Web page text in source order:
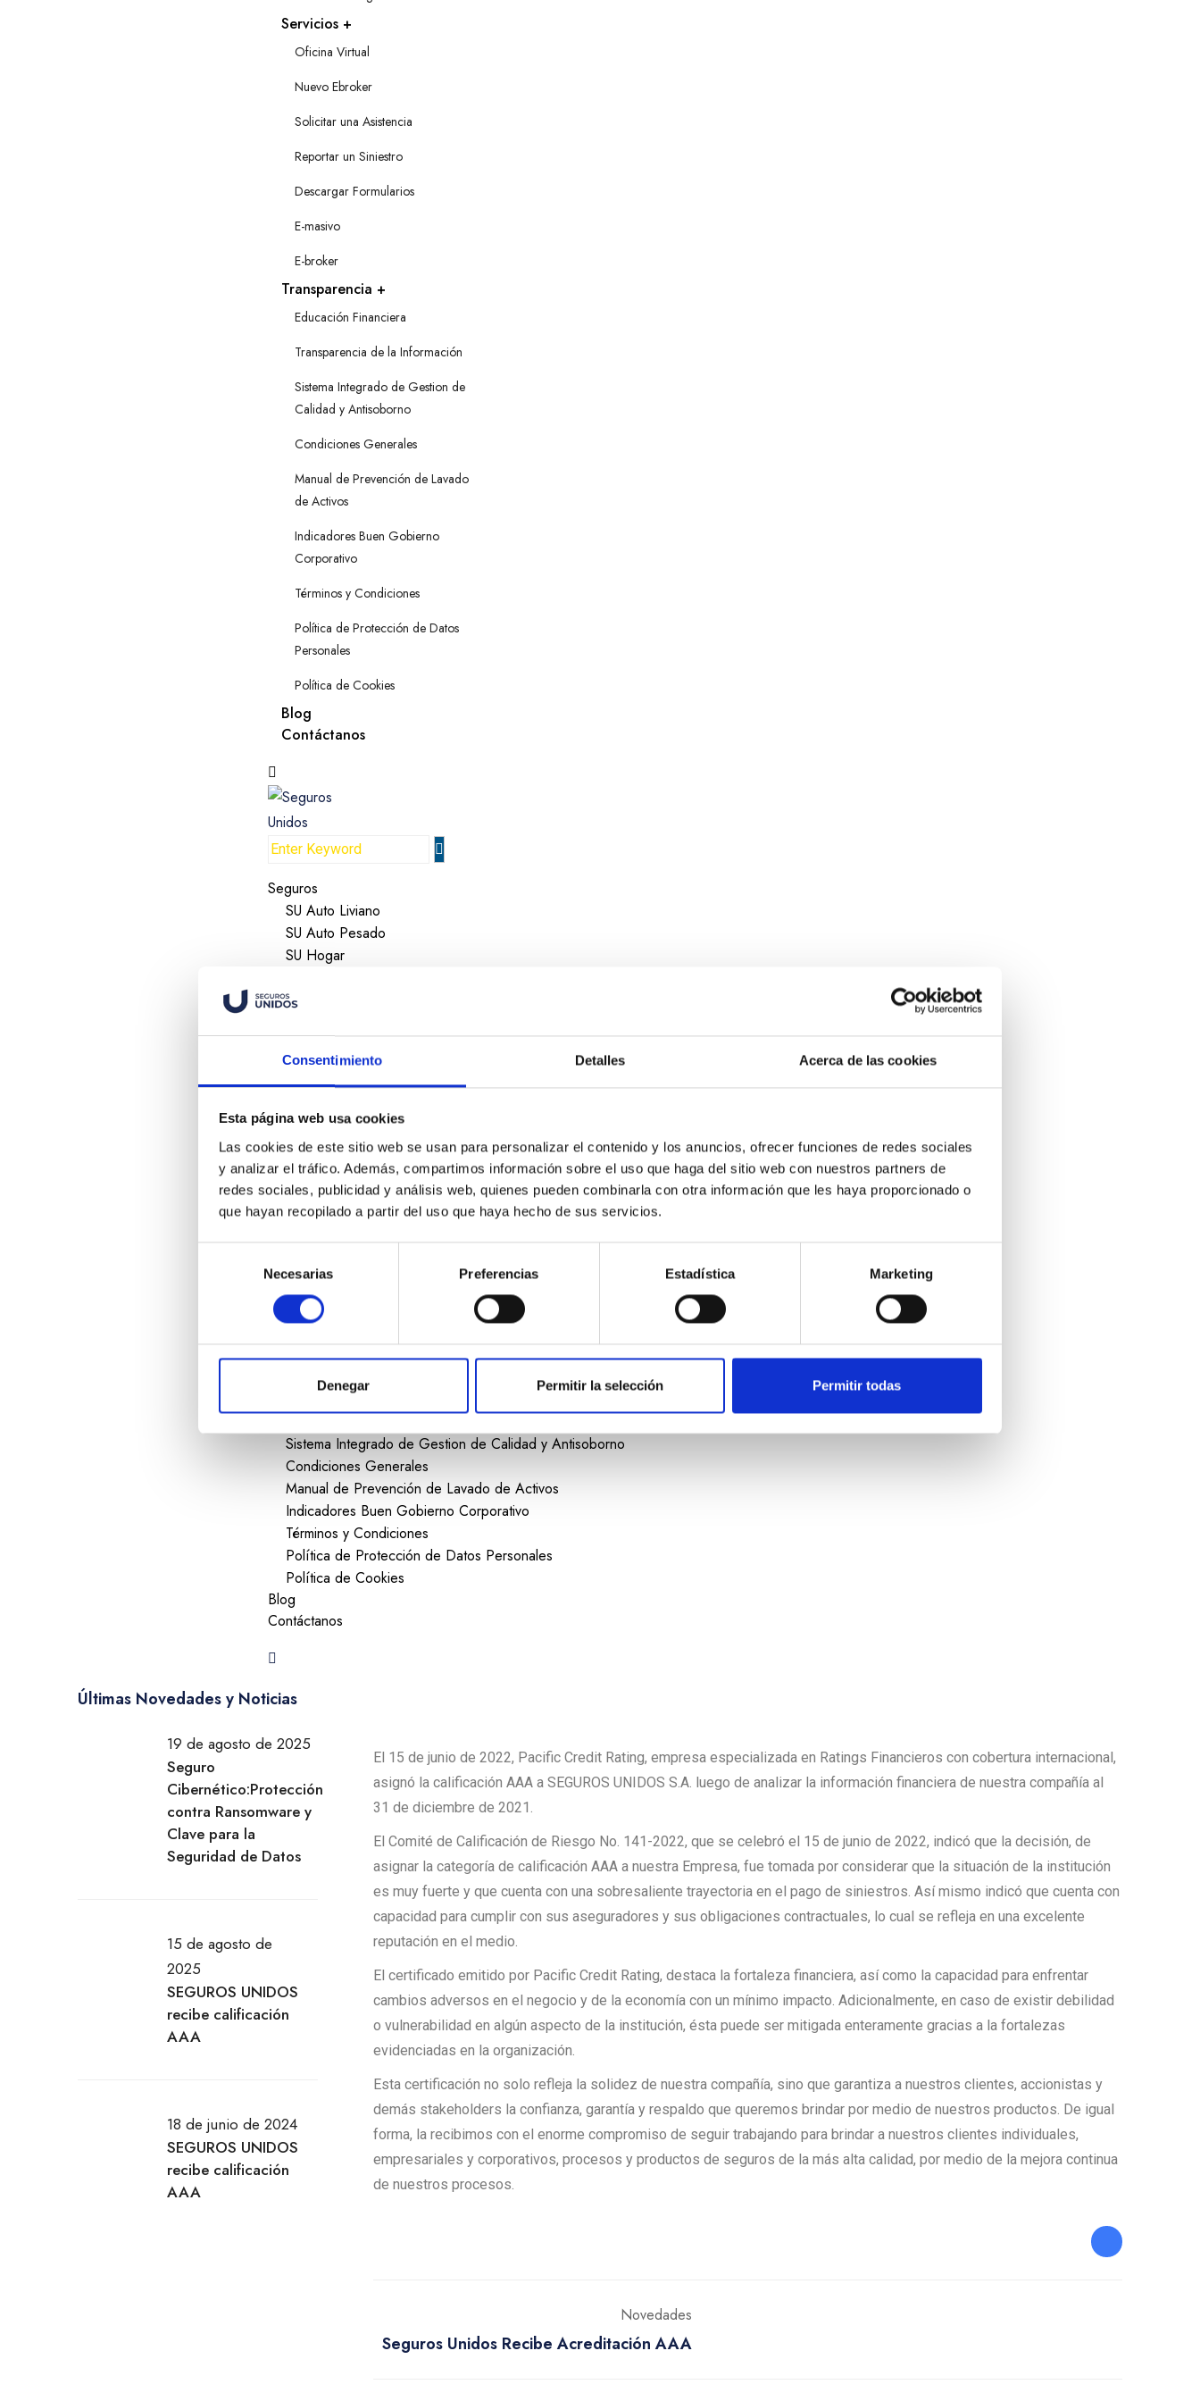
Consentimiento Detalles Acerca de las cookies
Esta página web usa cookies
Las cookies de este sitio web se usan para personalizar el contenido y los anuncios, ofrecer funciones de redes sociales
y analizar el tráfico. Además, compartimos información sobre el uso que haga del sitio web con nuestros partners de
redes sociales, publicidad y análisis web, quienes pueden combinarla con otra información que les haya proporcionado o
que hayan recopilado a partir del uso que haya hecho de sus servicios.
e
t
o
Necesarias Preferencias Estadística Marketing
Denegar Permitir la selección Permitir todas
Servicios
Oficina Virtual
Nuevo Ebroker
Solicitar una Asistencia
Reportar un Siniestro
Descargar Formularios
E-masivo
E-broker
Transparencia
Educación Financiera
Transparencia de la Información
Sistema Integrado de Gestion de
Calidad y Antisoborno
Condiciones Generales
Manual de Prevención de Lavado
de Activos
Indicadores Buen Gobierno
Corporativo
Términos y Condiciones
Política de Protección de Datos
Personales
Política de Cookies
Blog
Contáctanos
Seguros
SU Auto Liviano
SU Auto Pesado
SU Hogar
SU PYME
SU Renta Protegida
SU Otros Ramos
Nosotros
Trabaja en nuestro equipo
Socios Estratégicos
Servicios
Oficina Virtual
Nuevo Ebroker
Solicitar una Asistencia
Descargar Formularios
E-broker
Transparencia
Educación Financiera
Sistema Integrado de Gestion de Calidad y Antisoborno
Condiciones Generales
Manual de Prevención de Lavado de Activos
Indicadores Buen Gobierno Corporativo
Términos y Condiciones
Política de Protección de Datos Personales
Política de Cookies
Blog
Contáctanos
Últimas Novedades y Noticias
19 de agosto de 2025
Seguro
Cibernético:Protección
contra Ransomware y
Clave para la
Seguridad de Datos
15 de agosto de
2025
SEGUROS UNIDOS
recibe calificación
AAA
18 de junio de 2024
SEGUROS UNIDOS
recibe calificación
AAA
El 15 de junio de 2022, Pacific Credit Rating, empresa especializada en Ratings Financieros con cobertura internacional,
asignó la calificación AAA a SEGUROS UNIDOS S.A. luego de analizar la información financiera de nuestra compañía al
31 de diciembre de 2021.
El Comité de Calificación de Riesgo No. 141-2022, que se celebró el 15 de junio de 2022, indicó que la decisión, de
asignar la categoría de calificación AAA a nuestra Empresa, fue tomada por considerar que la situación de la institución
es muy fuerte y que cuenta con una sobresaliente trayectoria en el pago de siniestros. Así mismo indicó que cuenta con
capacidad para cumplir con sus aseguradores y sus obligaciones contractuales, lo cual se refleja en una excelente
reputación en el medio.
El certificado emitido por Pacific Credit Rating, destaca la fortaleza financiera, así como la capacidad para enfrentar
cambios adversos en el negocio y de la economía con un mínimo impacto. Adicionalmente, en caso de existir debilidad
o vulnerabilidad en algún aspecto de la institución, ésta puede ser mitigada enteramente gracias a la fortalezas
evidenciadas en la organización.
Esta certificación no solo refleja la solidez de nuestra compañía, sino que garantiza a nuestros clientes, accionistas y
demás stakeholders la confianza, garantía y respaldo que queremos brindar por medio de nuestros productos. De igual
forma, la recibimos con el enorme compromiso de seguir trabajando para brindar a nuestros clientes individuales,
empresariales y corporativos, procesos y productos de seguros de la más alta calidad, por medio de la mejora continua
de nuestros procesos.
Novedades
Seguros Unidos Recibe Acreditación AAA